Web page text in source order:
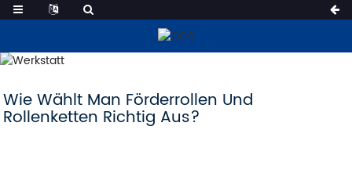
Nachricht
Wie Wählt Man Förderrollen Und
Rollenketten Richtig Aus?